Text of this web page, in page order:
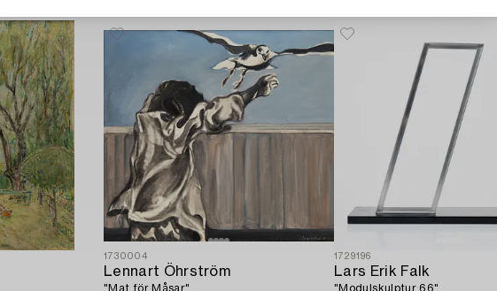
1730004
Lennart Öhrström
"Mat för Måsar".
1729196
Lars Erik Falk
"Modulskulptur 66".